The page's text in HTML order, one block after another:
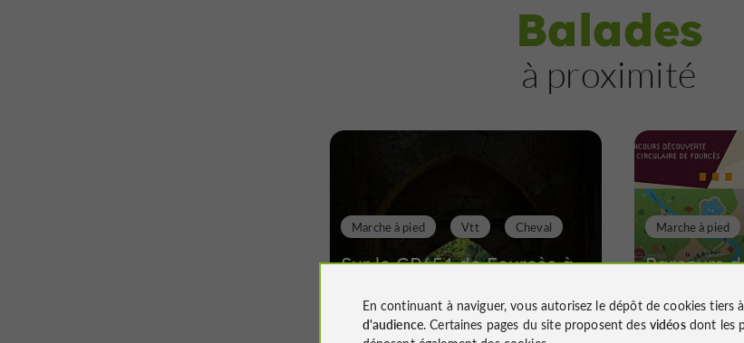
Balades
à proximité
Sur le GR654 de Fourcès à
Est
Marche à pied Vtt Cheval
Parcours
Fourcès
Marche à pied
En continuant à naviguer, vous autorisez le dépôt de cookies tiers
d'audience. Certaines pages du site proposent des vidéosdont les